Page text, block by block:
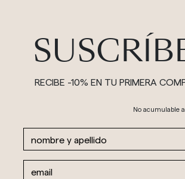
RECIBE -10% EN TU PRIMERA
No acumulable